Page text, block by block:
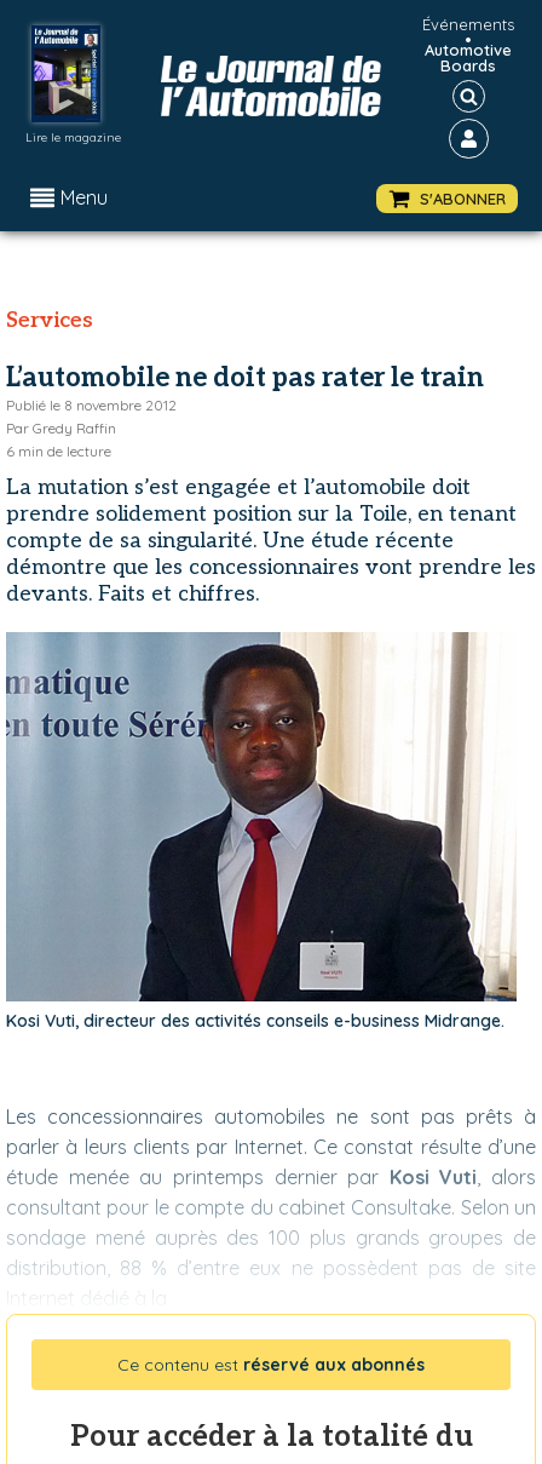
Lire le magazine
Événements
•
Automotive
Boards
Menu S'ABONNER
Services
L’automobile ne doit pas rater le train
Publié le 8 novembre 2012
Par Gredy Raffin
6 min de lecture
La mutation s’est engagée et l’automobile doit
prendre solidement position sur la Toile, en tenant
compte de sa singularité. Une étude récente
démontre que les concessionnaires vont prendre les
devants. Faits et chiffres.
Kosi Vuti, directeur des activités conseils e-business Midrange.
Les concessionnaires automobiles ne sont pas prêts à
parler à leurs clients par Internet. Ce constat résulte d’une
étude menée au printemps dernier par Kosi Vuti, alors
consultant pour le compte du cabinet Consultake. Selon un
sondage mené auprès des 100 plus grands groupes de
distribution, 88 % d’entre eux ne possèdent pas de site
Ce contenu est réservé aux abonnés
Pour accéder à la totalité du